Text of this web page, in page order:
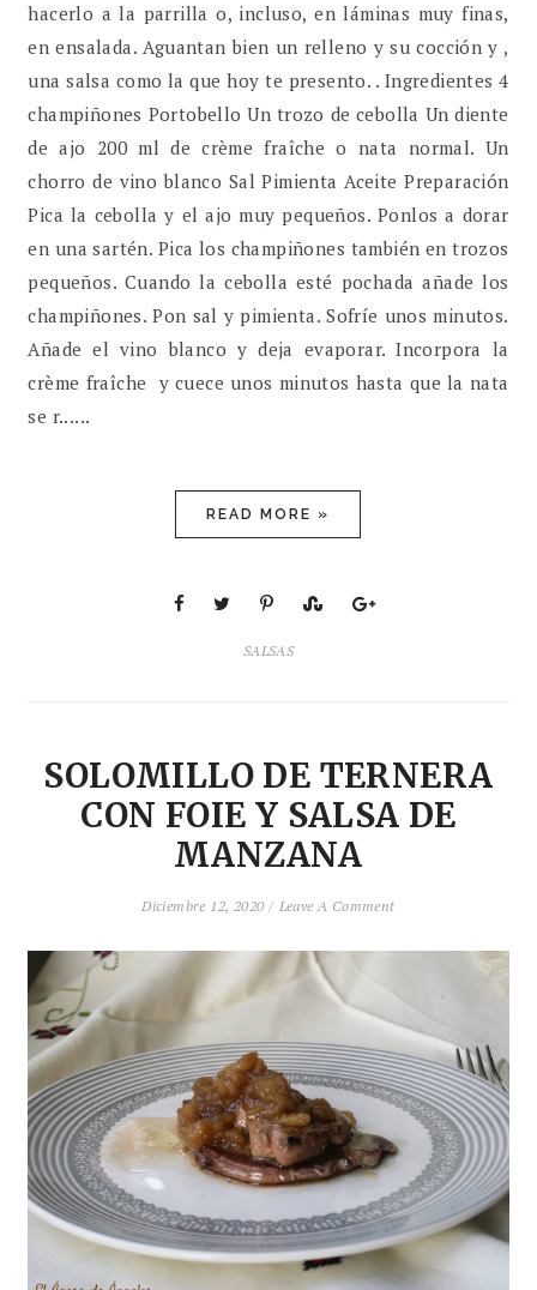
hacerlo a la parrilla o, incluso, en láminas muy finas,
en ensalada. Aguantan bien un relleno y su cocción y ,
una salsa como la que hoy te presento. . Ingredientes 4
champiñones Portobello Un trozo de cebolla Un diente
de ajo 200 ml de crème fraîche o nata normal. Un
chorro de vino blanco Sal Pimienta Aceite Preparación
Pica la cebolla y el ajo muy pequeños. Ponlos a dorar
en una sartén. Pica los champiñones también en trozos
pequeños. Cuando la cebolla esté pochada añade los
champiñones. Pon sal y pimienta. Sofríe unos minutos.
Añade el vino blanco y deja evaporar. Incorpora la
crème fraîche y cuece unos minutos hasta que la nata
se r......
READ MORE »
SALSAS
SOLOMILLO DE TERNERA
CON FOIE Y SALSA DE
MANZANA
Diciembre 12, 2020 / Leave A Comment